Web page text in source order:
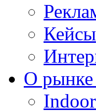
Кейсы
О